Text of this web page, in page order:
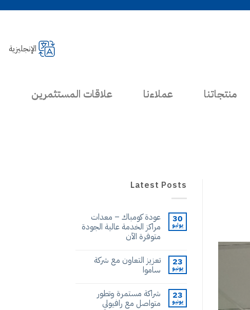
الإنجليزية
منتجاتنا عملاءنا
علاقات المستثمرين
Latest Posts
30
يوليو
عودة كومباك – معدات
مراكز الخدمة عالية الجودة
متوفرة الآن
23
يونيو
تعزيز التعاون مع شركة
ساموا
23
يونيو
شراكة مستمرة وتطور
متواصل مع رافيولي